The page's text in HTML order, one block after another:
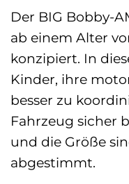
Der BIG Bobby-
ab einem Alter
konzipiert. In
Kinder, ihre
besser zu
Fahrzeug sicher
und die Größe
abgestimmt.